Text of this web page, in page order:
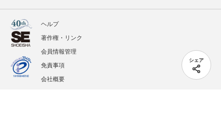
シェア
ヘルプ
著作権・リンク
会員情報管理
免責事項
会社概要